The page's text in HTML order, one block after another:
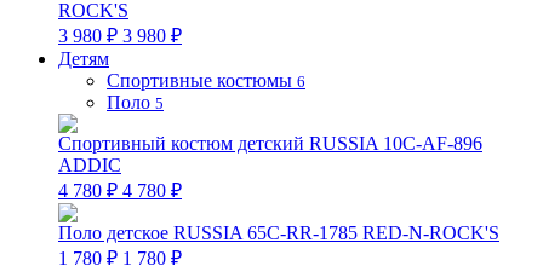
ROCK'S
3 980 ₽ 3 980 ₽
Детям
Спортивные костюмы 6
Поло 5
Спортивный костюм детский RUSSIA 10C-AF-896
ADDIC
4 780 ₽ 4 780 ₽
Поло детское RUSSIA 65C-RR-1785 RED-N-ROCK'S
1 780 ₽ 1 780 ₽